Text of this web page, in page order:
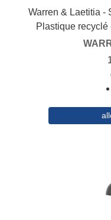
Warren & Laetitia -
Plastique